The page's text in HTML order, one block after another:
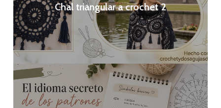
Chal triangular a crochet 2